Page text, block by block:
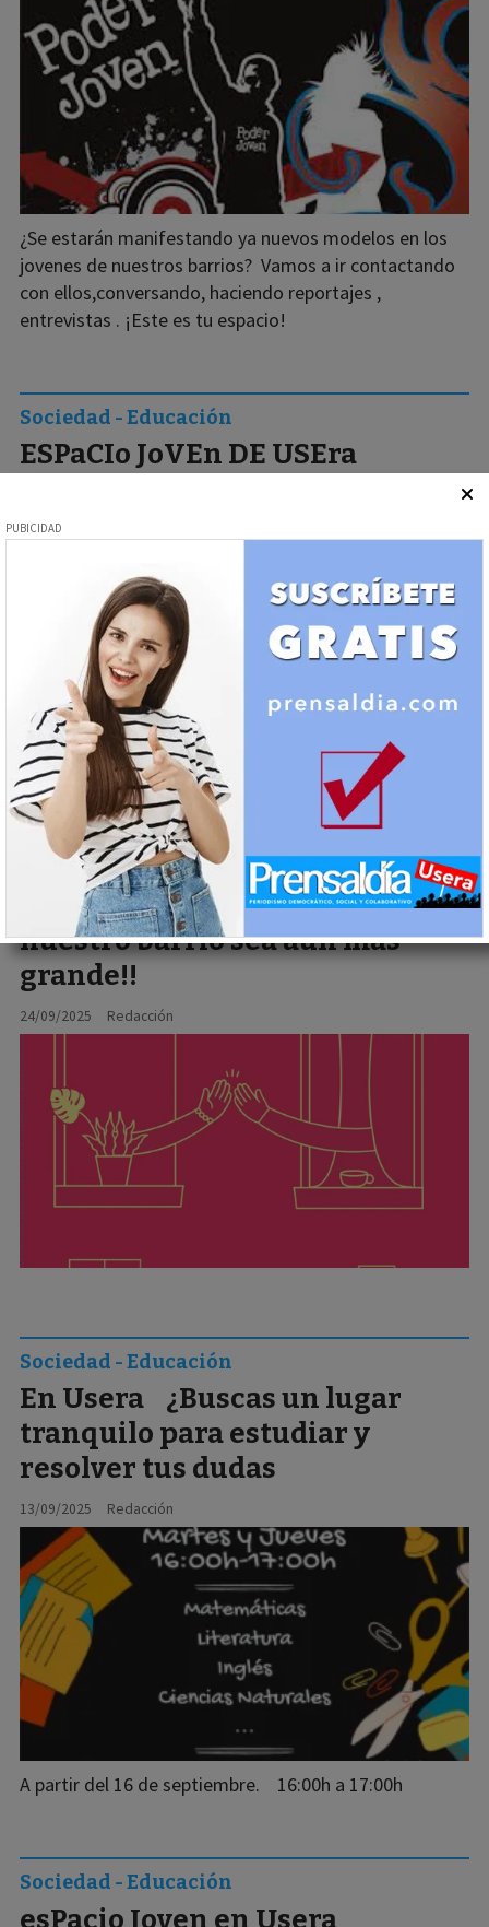
¿Se estarán manifestando ya nuevos modelos en los
jovenes de nuestros barrios? Vamos a ir contactando
con ellos,conversando, haciendo reportajes ,
entrevistas . ¡Este es tu espacio!
ESPaCIo JoVEn DE USEra
Sociedad - Educación
Programación Noviembre 2025
¡¡La Convivencia hace que
nuestro barrio sea aún más
grande!!
Redacción
Sociedad - Educación
24/09/2025
En Usera ¿Buscas un lugar
tranquilo para estudiar y
resolver tus dudas
Redacción
Sociedad - Educación
13/09/2025
A partir del 16 de septiembre. 16:00h a 17:00h
esPacio Joven en Usera
Sociedad - Educación